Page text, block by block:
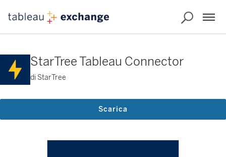
StarTree Tableau Connector
di StarTree
Scarica